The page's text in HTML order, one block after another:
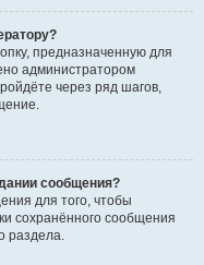
предназначенную для
администратором
через ряд шагов,
сообщения?
для того, чтобы
сохранённого сообщения
раздела.